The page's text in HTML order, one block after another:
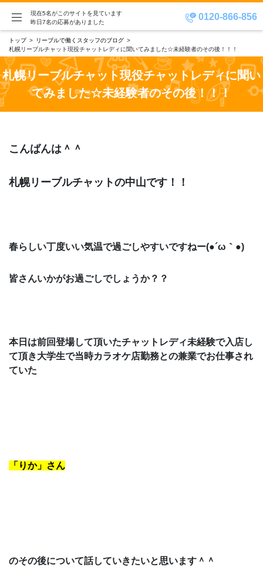
0120-866-856
現在5名がこのサイトを見ています
昨日7名の応募がありました
トップ
リーブルで働くスタッフのブログ
札幌リーブルチャット現役チャットレディに聞いてみました☆未経験者のその後！！！
札幌リーブルチャット現役チャットレディに聞い
てみました☆未経験者のその後！！！
こんばんは＾＾
札幌リーブルチャットの中山です！！
春らしい丁度いい気温で過ごしやすいですねー(●´ω｀●)
皆さんいかがお過ごしでしょうか？？
本日は前回登場して頂いたチャットレディ未経験で入店し
て頂き大学生で当時カラオケ店勤務との兼業でお仕事され
ていた
「りか」さん
のその後について話していきたいと思います＾＾